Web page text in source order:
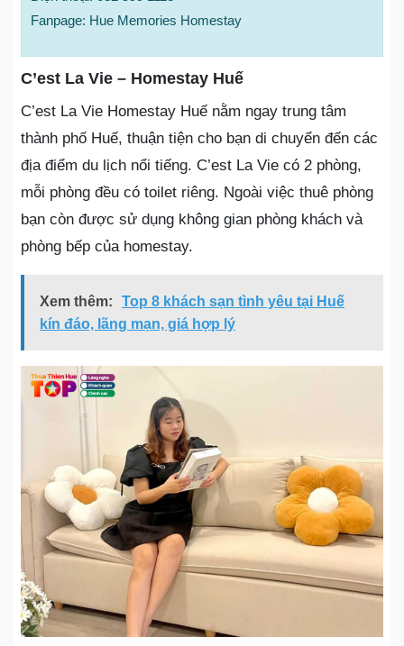
Fanpage: Hue Memories Homestay
C’est La Vie – Homestay Huế
C’est La Vie Homestay Huế nằm ngay trung tâm
thành phố Huế, thuận tiện cho bạn di chuyển đến các
địa điểm du lịch nổi tiếng. C’est La Vie có 2 phòng,
mỗi phòng đều có toilet riêng. Ngoài việc thuê phòng
bạn còn được sử dụng không gian phòng khách và
phòng bếp của homestay.
Xem thêm:
Top 8 khách sạn tình yêu tại Huế
kín đáo, lãng mạn, giá hợp lý